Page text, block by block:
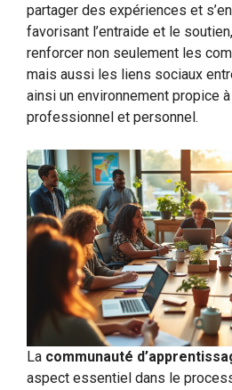
partager des expériences et
favorisant l’entraide et le
renforcer non seulement les
mais aussi les liens sociaux
ainsi un environnement propice
professionnel et personnel.
La communauté
aspect essentiel dans le